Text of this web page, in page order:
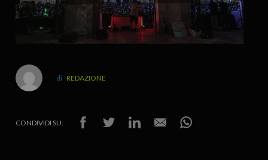
REDAZIONE
CONDIVIDI SU: